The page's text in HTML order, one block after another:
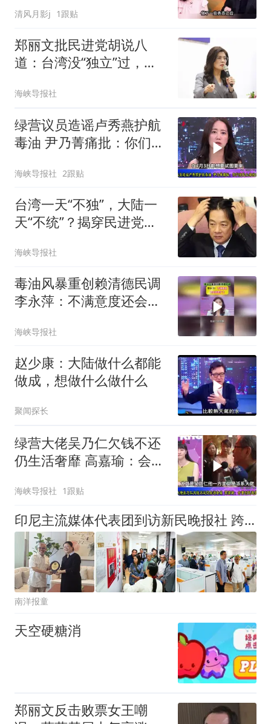
清风月影j 1跟贴
郑丽文批民进党胡说八
道：台湾没“独立”过，也
海峡导报社
绿营议员造谣卢秀燕护航
毒油 尹乃菁痛批：你们把
海峡导报社 2跟贴
台湾一天“不独”，大陆一
天“不统”？揭穿民进党最
海峡导报社
毒油风暴重创赖清德民调
李永萍：不满意度还会持
海峡导报社
赵少康：大陆做什么都能
做成，想做什么做什么
聚闻探长
绿营大佬吴乃仁欠钱不还
仍生活奢靡 高嘉瑜：会重
海峡导报社 1跟贴
印尼主流媒体代表团到访新民晚报社 跨洋对话 共探转型
南洋报童
天空硬糖消
郑丽文反击败票女王嘲